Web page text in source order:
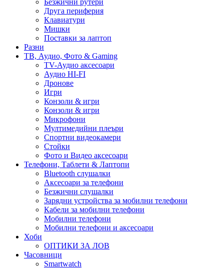
Безжични рутери
Друга периферия
Клавиатури
Мишки
Поставки за лаптоп
Разни
ТВ, Аудио, Фото & Gaming
TV-Аудио аксесоари
Аудио HI-FI
Дронове
Игри
Конзоли & игри
Конзоли & игри
Микрофони
Мултимедийни плеъри
Спортни видеокамери
Стойки
Фото и Видео аксесоари
Телефони, Таблети & Лаптопи
Bluetooth слушалки
Аксесоари за телефони
Безжични слушалки
Зарядни устройства за мобилни телефони
Кабели за мобилни телефони
Мобилни телефони
Мобилни телефони и аксесоари
Хоби
ОПТИКИ ЗА ЛОВ
Часовници
Smartwatch